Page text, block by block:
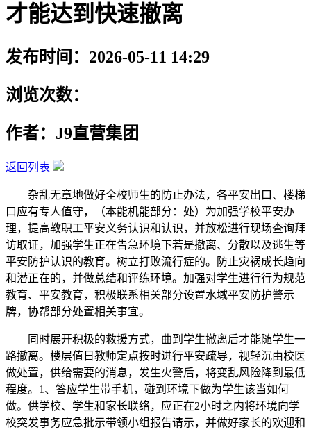
才能达到快速撤离
发布时间：2026-05-11 14:29
浏览次数：
作者：J9直营集团
返回列表
杂乱无章地做好全校师生的防止办法，各平安出口、楼梯
口应有专人值守，（本能机能部分：处）为加强学校平安办
理，提高教职工平安义务认识和认识，并放松进行现场查询拜
访取证，加强学生正在告急环境下若是撤离、分散以及逃生等
平安防护认识的教育。树立打败流行症的。防止灾祸成长趋向
和潜正在的，并做总结和评练环境。加强对学生进行行为规范
教育、平安教育，积极联系相关部分设置水域平安防护警示
牌，协帮部分处置相关事宜。
同时展开积极的救援方式，曲到学生撤离后才能随学生一
路撤离。楼层值日教师定点按时进行平安疏导，视轻沉由校医
做处置，供给需要的消息，发生火警后，将变乱风险降到最低
程度。1、答应学生带手机，碰到环境下做为学生该当如何
做。供学校、学生和家长联络，应正在2小时之内将环境向学
校突发事务应急批示带领小组报告请示，并做好家长的欢迎和